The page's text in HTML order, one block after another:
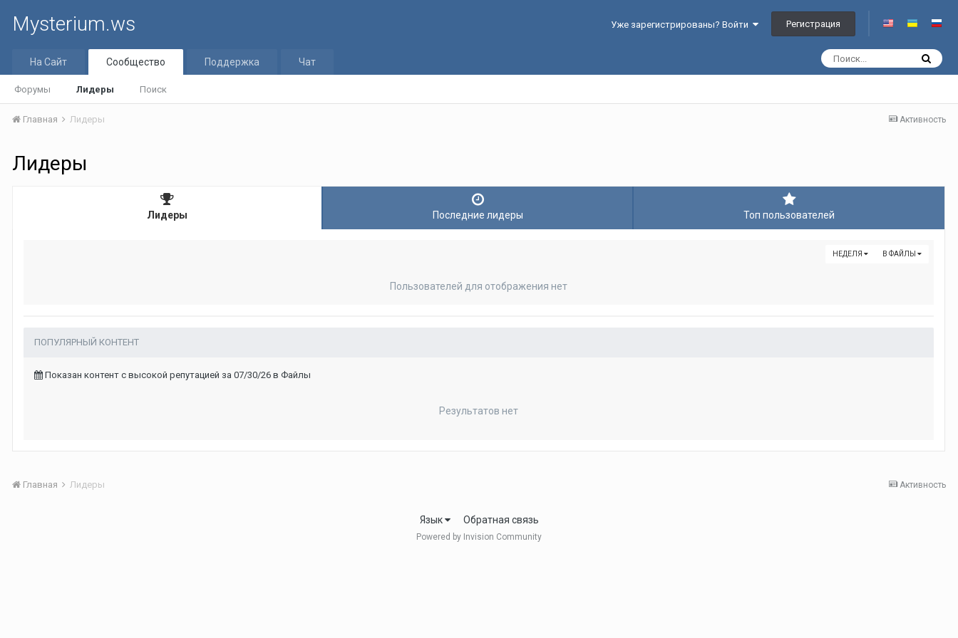
Mysterium.ws Уже зарегистрированы? Войти Регистрация
На Сайт Сообщество
Форумы Лидеры Поиск
Поддержка Чат
Активность
Главная Лидеры
Лидеры
Лидеры Последние лидеры Топ пользователей
В ФАЙЛЫ
НЕДЕЛЯ
Пользователей для отображения нет
ПОПУЛЯРНЫЙ КОНТЕНТ
Показан контент с высокой репутацией за 07/30/26 в Файлы
Результатов нет
Активность
Главная Лидеры
Язык Обратная связь
Powered by Invision Community